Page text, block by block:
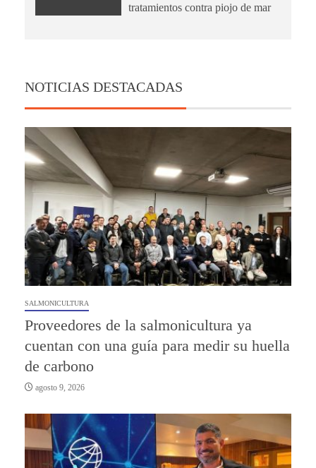
tratamientos contra piojo de mar
NOTICIAS DESTACADAS
SALMONICULTURA
Proveedores de la salmonicultura ya
cuentan con una guía para medir su huella
de carbono
agosto 9, 2026